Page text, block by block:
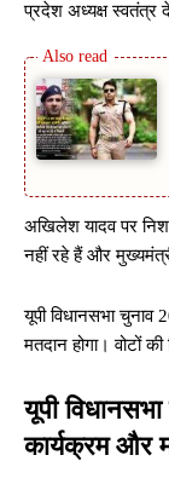
प्रदेश अध्यक्ष स्वतंत्र
अखिलेश यादव पर
नहीं रहे हैं और
यूपी विधानसभा
मतदान होगा। वोटों की
यूपी
कार्यक्रम और